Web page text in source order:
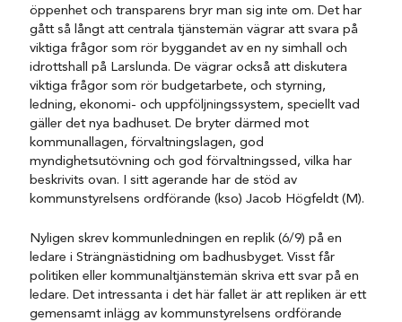
öppenhet och transparens bryr man sig inte om. Det har
gått så långt att centrala tjänstemän vägrar att svara på
viktiga frågor som rör byggandet av en ny simhall och
idrottshall på Larslunda. De vägrar också att diskutera
viktiga frågor som rör budgetarbete, och styrning,
ledning, ekonomi- och uppföljningssystem, speciellt vad
gäller det nya badhuset. De bryter därmed mot
kommunallagen, förvaltningslagen, god
myndighetsutövning och god förvaltningssed, vilka har
beskrivits ovan. I sitt agerande har de stöd av
kommunstyrelsens ordförande (kso) Jacob Högfeldt (M).
Nyligen skrev kommunledningen en replik (6/9) på en
ledare i Strängnästidning om badhusbyget. Visst får
politiken eller kommunaltjänstemän skriva ett svar på en
ledare. Det intressanta i det här fallet är att repliken är ett
gemensamt inlägg av kommunstyrelsens ordförande